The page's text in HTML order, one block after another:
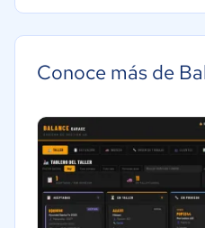
Conoce más de